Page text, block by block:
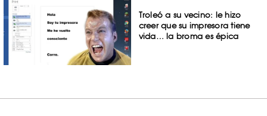
Troleó a su vecino: le hizo
creer que su impresora tiene
vida… la broma es épica